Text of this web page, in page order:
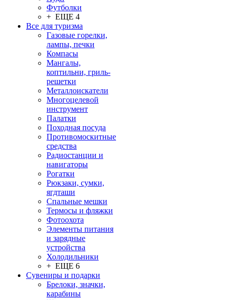
Футболки
+ ЕЩЕ 4
Все для туризма
Газовые горелки,
лампы, печки
Компасы
Мангалы,
коптильни, гриль-
решетки
Металлоискатели
Многоцелевой
инструмент
Палатки
Походная посуда
Противомоскитные
средства
Радиостанции и
навигаторы
Рогатки
Рюкзаки, сумки,
ягдташи
Спальные мешки
Термосы и фляжки
Фотоохота
Элементы питания
и зарядные
устройства
Холодильники
+ ЕЩЕ 6
Сувениры и подарки
Брелоки, значки,
карабины